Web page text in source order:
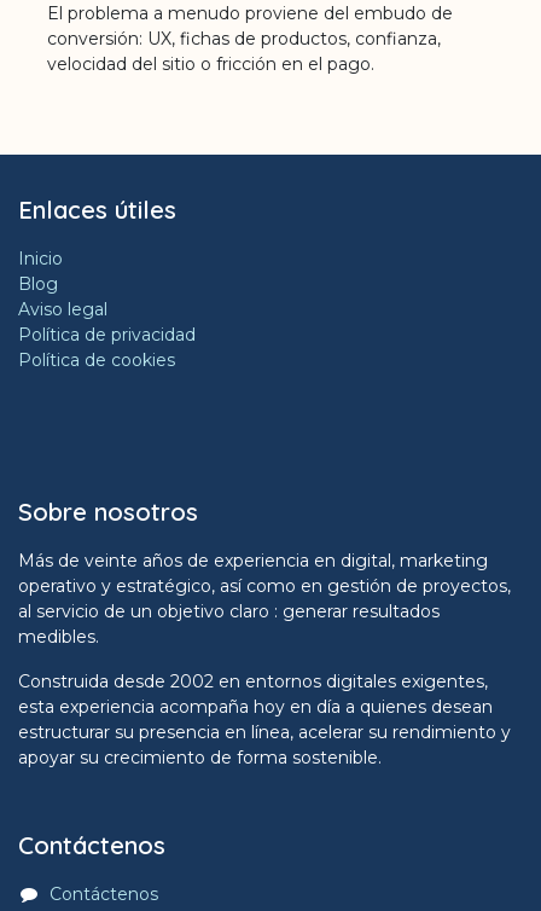
El problema a menudo proviene del embudo de
conversión: UX, fichas de productos, confianza,
velocidad del sitio o fricción en el pago.
Enlaces útiles
Inicio
Blog
Aviso legal
Política de privacidad
Política de cookies
Sobre nosotros
Más de veinte años de experiencia en digital, marketing
operativo y estratégico, así como en gestión de proyectos,
al servicio de un objetivo claro : generar resultados
medibles.
Construida desde 2002 en entornos digitales exigentes,
esta experiencia acompaña hoy en día a quienes desean
estructurar su presencia en línea, acelerar su rendimiento y
apoyar su crecimiento de forma sostenible.
Contáctenos
Contáctenos